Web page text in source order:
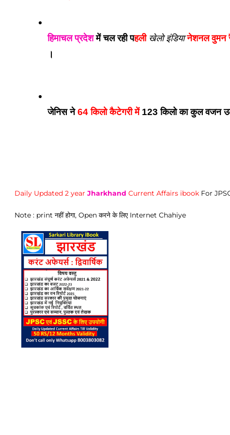
हिमाचल प्रदेश में चल रही पहली खेलो इंडिया नेशनल वुमन
।
जेनिस ने 64 किलो कैटेगरी में 123 किलो का कुल वजन
Daily Updated 2 year Jharkhand Current Affairs ibook For
Note : print नहीं होगा, Open करने के लिए Internet Chahiye